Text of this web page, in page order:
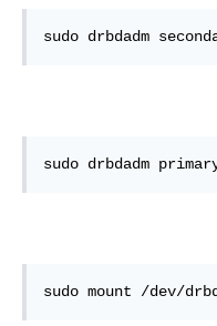
sudo drbdadm
sudo drbdadm
sudo mount /dev/